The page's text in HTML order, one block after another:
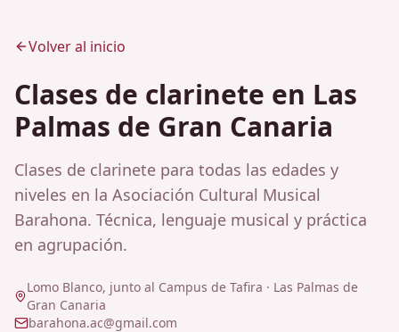
Volver al inicio
Clases de clarinete en Las
Palmas de Gran Canaria
Clases de clarinete para todas las edades y
niveles en la Asociación Cultural Musical
Barahona. Técnica, lenguaje musical y práctica
en agrupación.
Lomo Blanco, junto al Campus de Tafira · Las Palmas de
Gran Canaria
barahona.ac@gmail.com